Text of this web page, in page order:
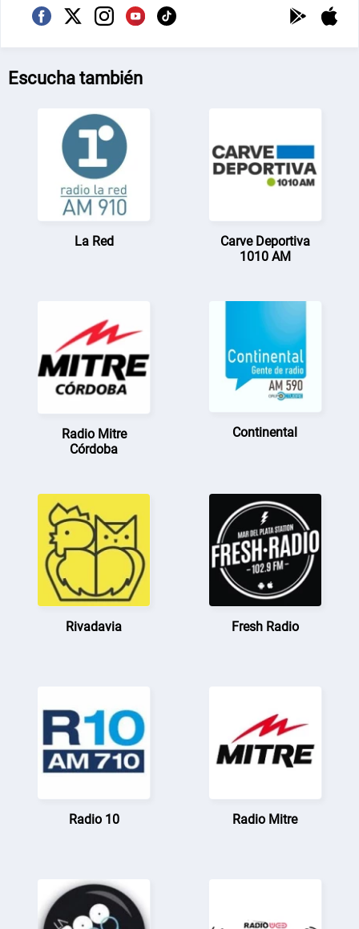
Escucha también
La Red
Carve Deportiva
1010 AM
Radio Mitre
Córdoba
Continental
Rivadavia Fresh Radio
Radio 10 Radio Mitre